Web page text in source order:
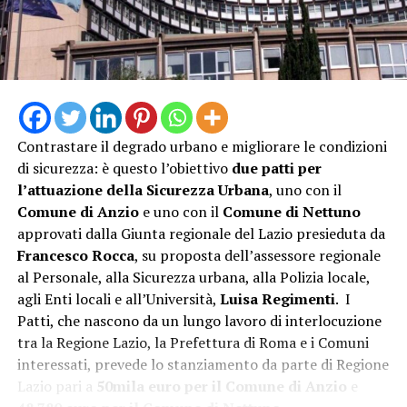
“L’attivazione della Guardia Medica Turistica – afferma il
sindaco Matilde Celentano – rappresenta una risposta
concreta alle esigenze del nostro territorio nel periodo
di maggiore affluenza estiva. Mettiamo a disposizione di
residenti e turisti un servizio di prossimità che rafforza
la tutela della salute e contribuisce a rendere il nostro
litorale ancora più accogliente e sicuro. La sinergia tra
Contrastare il degrado urbano e migliorare le condizioni
di sicurezza: è questo l’obiettivo due patti per
l’attuazione della Sicurezza Urbana, uno con il
Comune di Anzioe uno con il Comune di Nettuno
approvati dalla Giunta regionale del Lazio presieduta da
Francesco Rocca, su proposta dell’assessore regionale
al Personale, alla Sicurezza urbana, alla Polizia locale,
agli Enti locali e all’Università, Luisa Regimenti. I
Patti, che nascono da un lungo lavoro di interlocuzione
tra la Regione Lazio, la Prefettura di Roma e i Comuni
interessati, prevede lo stanziamento da parte di Regione
Lazio pari a
50mila euro per il Comune di Anzio e